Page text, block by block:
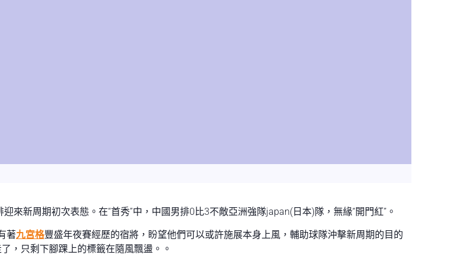
來新周期初次表態。在“首秀”中，中國男排0比3不敵亞洲強隊japan(日本)隊，無緣“開門紅”。
著九宮格豐盛年夜賽經歷的宿將，盼望他們可以或許施展本身上風，輔助球隊沖擊新周期的目的
，只剩下腳踝上的標籤在隨風飄盪。。